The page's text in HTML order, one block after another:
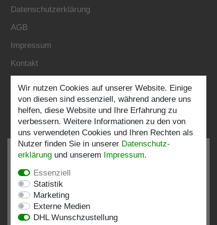
Datenschutzerklärung
AGB
Impressum
Kontakt
Folgen Sie uns:
bei: shopvote.de, Amazon
Wir nutzen Cookies auf unserer Website. Einige
von diesen sind essenziell, während andere uns
helfen, diese Website und Ihre Erfahrung zu
verbessern. Weitere Informationen zu den von
uns verwendeten Cookies und Ihren Rechten als
Nutzer finden Sie in unserer Daten­schutz­
erklärung und unserem Impressum.
Essenziell
Statistik
Marketing
Externe Medien
DHL Wunschzustellung